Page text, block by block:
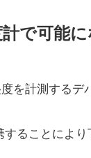
で可能に
を計測するデ
ることによ